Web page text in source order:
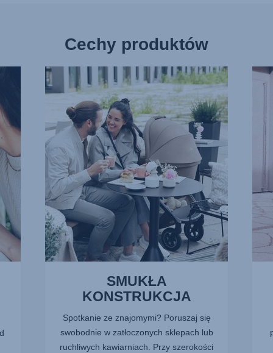
Cechy produktów
SMUKŁA
KONSTRUKCJA,
13
SMUKŁA
KONSTRUKCJA
Spotkanie ze znajomymi? Poruszaj się
swobodnie w zatłoczonych sklepach lub
ruchliwych kawiarniach. Przy szerokości